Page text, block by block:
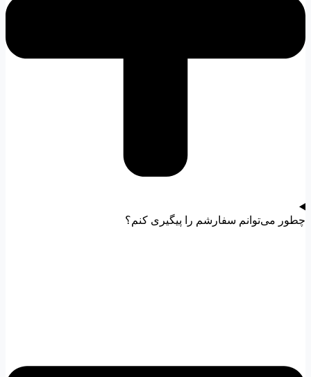
چطور می‌توانم سفارشم را پیگیری کنم؟